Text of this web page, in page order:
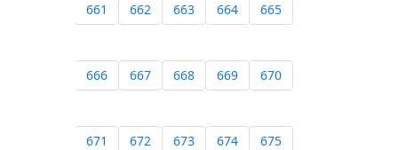
661 662 663 664 665
666 667 668 669 670
671 672 673 674 675